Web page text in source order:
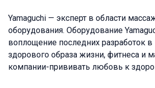
Yamaguchi — эксперт в области
оборудования. Оборудование
воплощение последних разработок в
здорового образа жизни, фитнеса и
компании-прививать любовь к